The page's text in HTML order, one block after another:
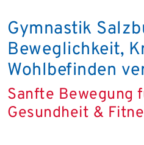
Gymnastik
Beweglichkeit,
Wohlbefinden
Sanfte Bewegung
Gesundheit &